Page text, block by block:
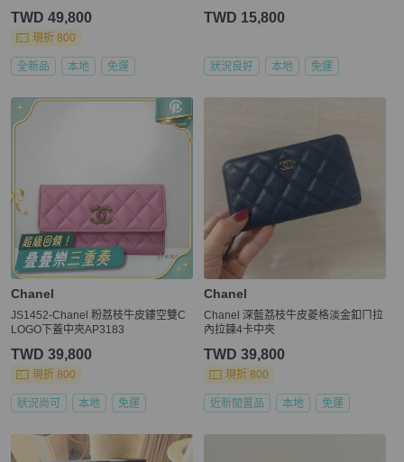
TWD 49,800
現折 800
全新品 本地 免運
TWD 15,800
狀況良好 本地 免運
Chanel
JS1452-Chanel 粉荔枝牛皮鏤空雙C
LOGO下蓋中夾AP3183
TWD 39,800
現折 800
狀況尚可 本地 免運
Chanel
Chanel 深藍荔枝牛皮菱格淡金釦ㄇ拉
內拉鍊4卡中夾
TWD 39,800
現折 800
近新閒置品 本地 免運